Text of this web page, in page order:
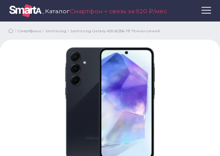
КаталогСмартфон + связь за 920 ₽/мес
Смартфоны Samsung Samsung Galaxy A55 8/256 Гб Тёмно-синий